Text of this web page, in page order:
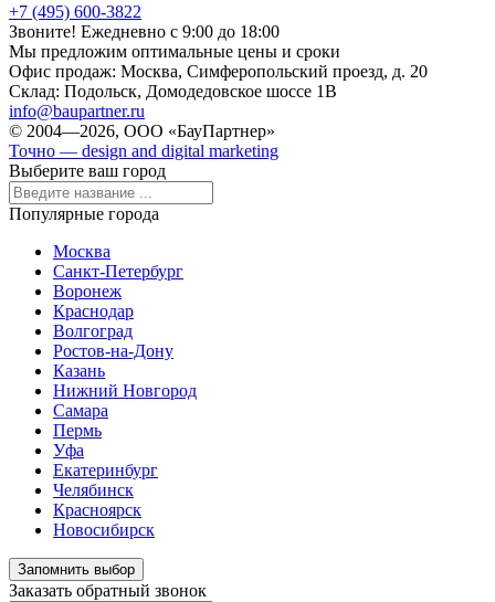
+7 (495) 600-3822
Звоните! Ежедневно с 9:00 до 18:00
Мы предложим оптимальные цены и сроки
Офис продаж: Москва, Симферопольский проезд, д. 20
Склад: Подольск, Домодедовское шоссе 1В
info@baupartner.ru
© 2004—2026, ООО «БауПартнер»
Точно — design and digital marketing
Выберите ваш город
Популярные города
Москва
Санкт-Петербург
Воронеж
Краснодар
Волгоград
Ростов-на-Дону
Казань
Нижний Новгород
Самара
Пермь
Уфа
Екатеринбург
Челябинск
Красноярск
Новосибирск
Запомнить выбор
Заказать обратный звонок